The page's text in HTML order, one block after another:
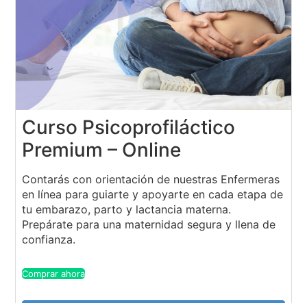
Curso Psicoprofiláctico
Premium – Online
Contarás con orientación de nuestras Enfermeras
en línea para guiarte y apoyarte en cada etapa de
tu embarazo, parto y lactancia materna.
Prepárate para una maternidad segura y llena de
confianza.
Comprar ahora